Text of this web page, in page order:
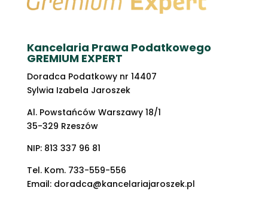
Kancelaria Prawa Podatkowego
GREMIUM EXPERT
Doradca Podatkowy nr 14407
Sylwia Izabela Jaroszek
Al. Powstańców Warszawy 18/1
35-329 Rzeszów
NIP: 813 337 96 81
Tel. Kom. 733-559-556
Email: doradca@kancelariajaroszek.pl